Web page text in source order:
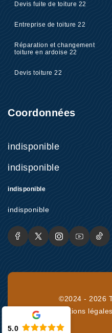
Devis fuite de toiture 22
Entreprise de toiture 22
Réparation et changement
toiture en ardoise 22
Devis toiture 22
Coordonnées
indisponible
indisponible
indisponible
indisponible
©2024 - 2026
Mentions légales
5.0